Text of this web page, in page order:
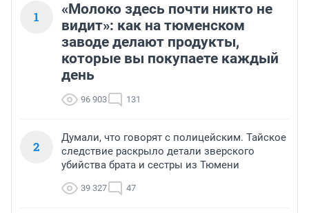
1
«Молоко здесь почти никто не
видит»: как на тюменском
заводе делают продукты,
которые вы покупаете каждый
день
96 903 131
2
Думали, что говорят с полицейским. Тайское
следствие раскрыло детали зверского
убийства брата и сестры из Тюмени
39 327 47